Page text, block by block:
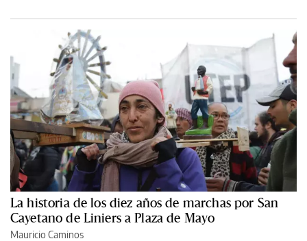
La historia de los diez años de marchas por San
Cayetano de Liniers a Plaza de Mayo
Mauricio Caminos